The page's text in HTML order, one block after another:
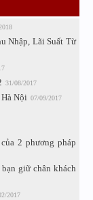
Nhập, Lãi Suất Từ
31/08/2017
Nội 07/09/2017
2 phương pháp
giữ chân khách
2017